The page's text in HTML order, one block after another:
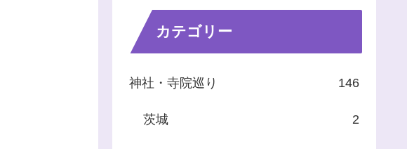
カテゴリー
神社・寺院巡り 146
茨城 2